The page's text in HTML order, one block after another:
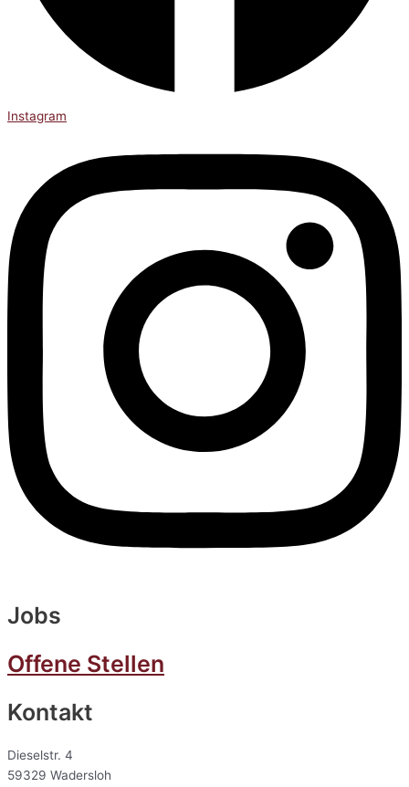
Instagram
Jobs
Offene Stellen
Kontakt
Dieselstr. 4
59329 Wadersloh